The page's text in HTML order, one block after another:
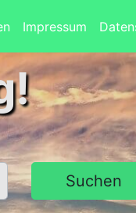
Impressum
Suchen